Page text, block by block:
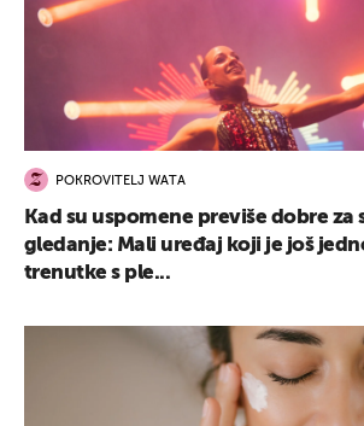
POKROVITELJ WATA
Kad su uspomene previše dobre za
gledanje: Mali uređaj koji je još
trenutke s ple...